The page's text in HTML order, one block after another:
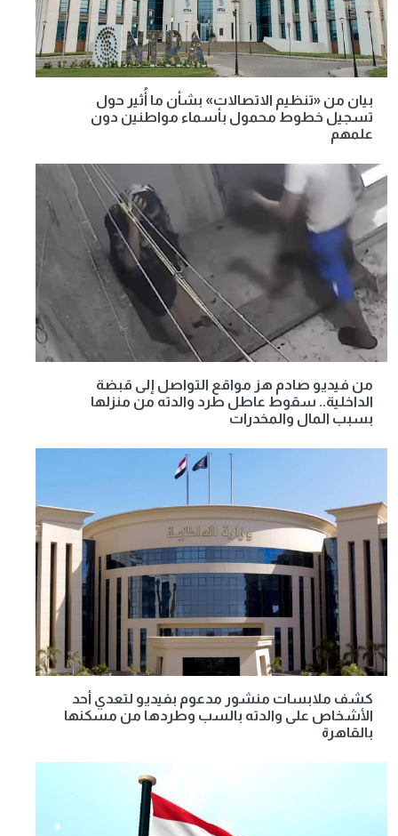
بيان من «تنظيم الاتصالات» بشأن ما أُثير حول
تسجيل خطوط محمول بأسماء مواطنين دون
علمهم
من فيديو صادم هز مواقع التواصل إلى قبضة
الداخلية.. سقوط عاطل طرد والدته من منزلها
بسبب المال والمخدرات
كشف ملابسات منشور مدعوم بفيديو لتعدي أحد
الأشخاص على والدته بالسب وطردها من مسكنها
بالقاهرة